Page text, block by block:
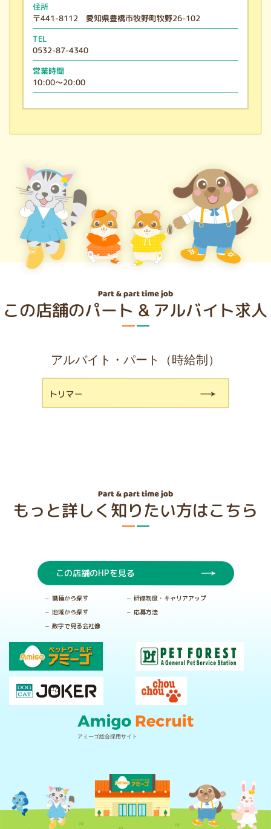
住所
〒441-8112 愛知県豊橋市牧野町牧野26-102
TEL
0532-87-4340
営業時間
10:00～20:00
この店舗のパート & アルバイト求人
アルバイト・パート（時給制）
トリマー
もっと詳しく知りたい方はこちら
この店舗のHPを見る
アミーゴ総合採用サイト
職種から探す
研修制度・キャリアアップ
地域から探す
応募方法
数字で見る会社像